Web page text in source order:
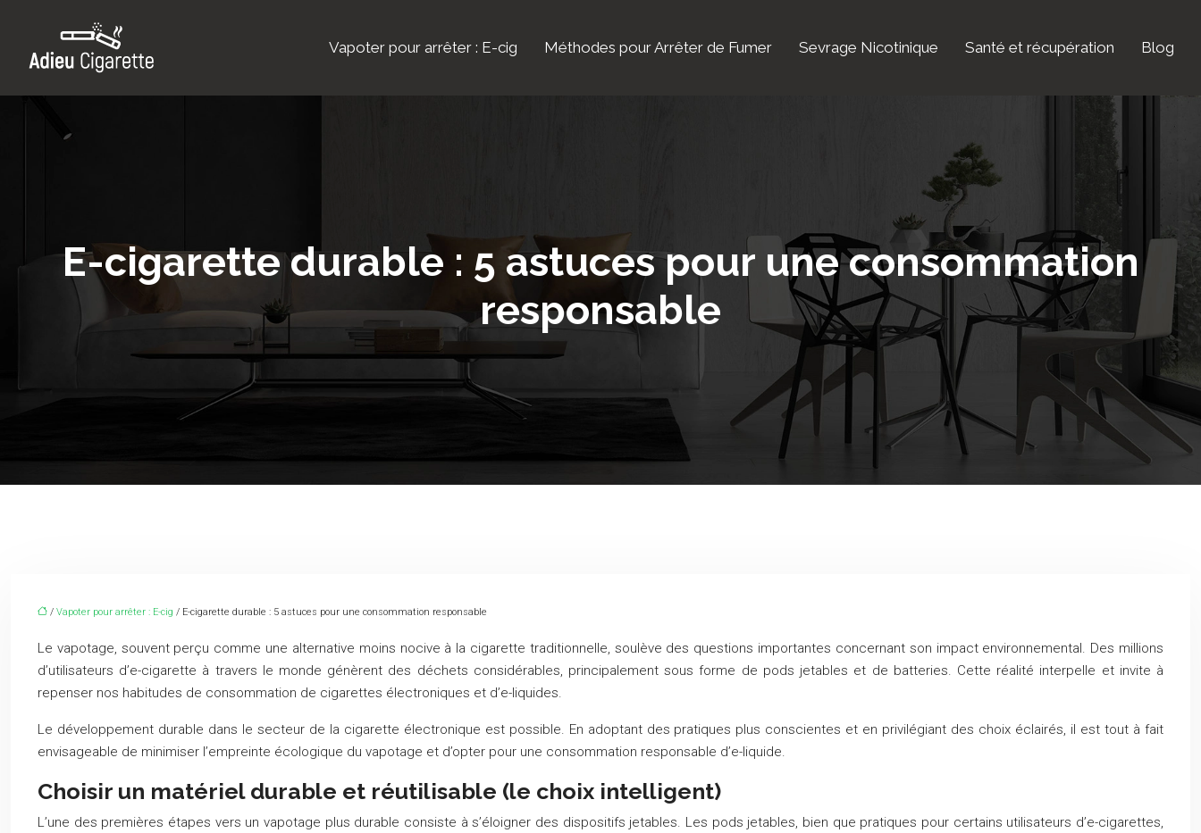
Vapoter pour arrêter : E-cig Méthodes pour Arrêter de Fumer Sevrage Nicotinique Santé et récupération Blog
E-cigarette durable : 5 astuces pour une consommation
responsable
/ Vapoter pour arrêter : E-cig / E-cigarette durable : 5 astuces pour une consommation responsable
Le vapotage, souvent perçu comme une alternative moins nocive à la cigarette traditionnelle, soulève des questions importantes concernant son impact environnemental. Des millions
d’utilisateurs d’e-cigarette à travers le monde génèrent des déchets considérables, principalement sous forme de pods jetables et de batteries. Cette réalité interpelle et invite à
repenser nos habitudes de consommation de cigarettes électroniques et d’e-liquides.
Le développement durable dans le secteur de la cigarette électronique est possible. En adoptant des pratiques plus conscientes et en privilégiant des choix éclairés, il est tout à fait
envisageable de minimiser l’empreinte écologique du vapotage et d’opter pour une consommation responsable d’e-liquide.
Choisir un matériel durable et réutilisable (le choix intelligent)
L’une des premières étapes vers un vapotage plus durable consiste à s’éloigner des dispositifs jetables. Les pods jetables, bien que pratiques pour certains utilisateurs d’e-cigarettes,